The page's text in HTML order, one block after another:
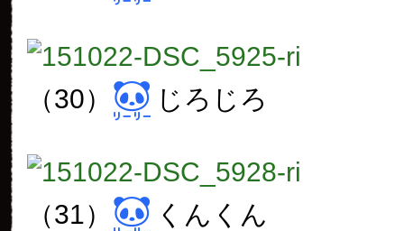
（30） じろじろ
（31） くんくん